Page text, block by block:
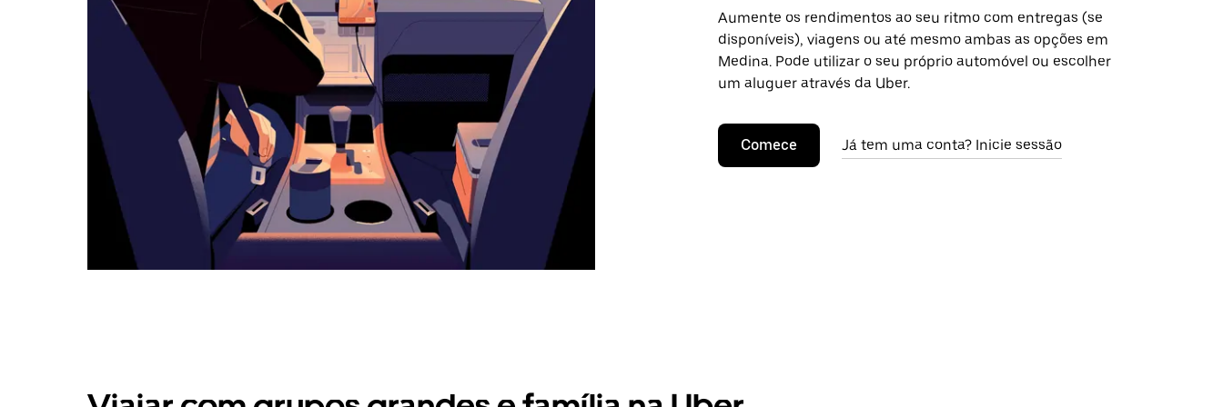
Aumente os rendimentos ao seu ritmo com entregas (se
disponíveis), viagens ou até mesmo ambas as opções em
Medina. Pode utilizar o seu próprio automóvel ou escolher
um aluguer através da Uber.
Comece Já tem uma conta? Inicie sessão